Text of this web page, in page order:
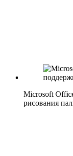
Microsoft
рисования